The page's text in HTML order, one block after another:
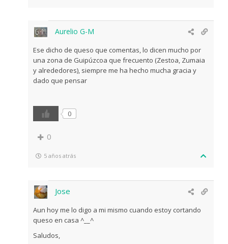
Aurelio G-M
Ese dicho de queso que comentas, lo dicen mucho por
una zona de Guipúzcoa que frecuento (Zestoa, Zumaia
y alrededores), siempre me ha hecho mucha gracia y
dado que pensar
0
0
5 años atrás
Jose
Aun hoy me lo digo a mi mismo cuando estoy cortando
queso en casa ^__^
Saludos,